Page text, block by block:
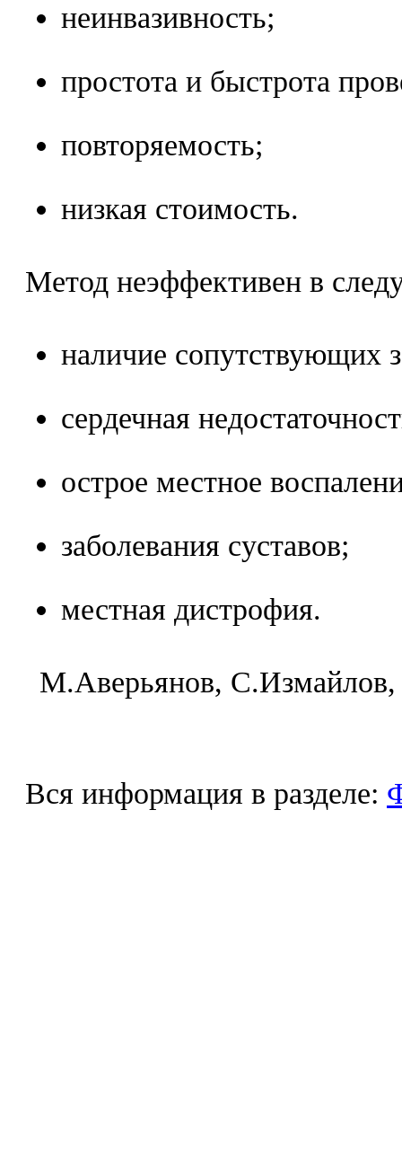
неинвазивность;
простота и быстрота
повторяемость;
низкая стоимость.
Метод неэффективен в
наличие сопутствующих
сердечная
острое местное
заболевания суставов;
местная дистрофия.
M.Aвepьянoв,
Вся информация в разделе: